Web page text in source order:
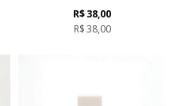
R$38,00
R$38,00